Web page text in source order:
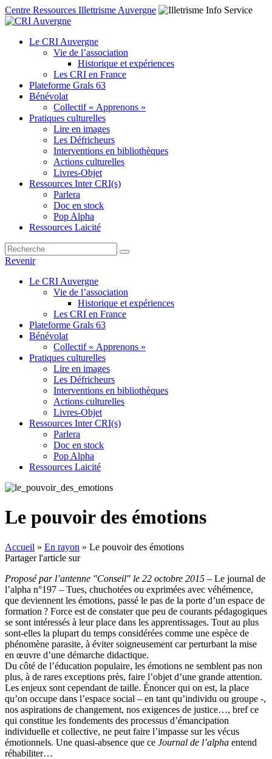
Centre Ressources Illettrisme Auvergne
Le CRI Auvergne
Vie de l’association
Historique et expériences
Les CRI en France
Plateforme Grals 63
Bénévolat
Collectif « Apprenons »
Pratiques culturelles
Lire en images
Les Défricheurs
Interventions en bibliothèques
Actions culturelles
Livres-Objet
Ressources Inter CRI(s)
Parlera
Doc en stock
Pop Alpha
Ressources Laicité
Revenir
Le CRI Auvergne
Vie de l’association
Historique et expériences
Les CRI en France
Plateforme Grals 63
Bénévolat
Collectif « Apprenons »
Pratiques culturelles
Lire en images
Les Défricheurs
Interventions en bibliothèques
Actions culturelles
Livres-Objet
Ressources Inter CRI(s)
Parlera
Doc en stock
Pop Alpha
Ressources Laicité
Le pouvoir des émotions
Accueil » En rayon » Le pouvoir des émotions
Partager l'article sur
Proposé par l’antenne "Conseil" le 22 octobre 2015 – Le journal de
l’alpha n°197 – Tues, chuchotées ou exprimées avec véhémence,
que deviennent les émotions, passé le pas de la porte d’un espace de
formation ? Force est de constater que peu de courants pédagogiques
se sont intéressés à leur place dans les apprentissages. Tout au plus
sont-elles la plupart du temps considérées comme une espèce de
phénomène parasite, à éviter soigneusement car perturbant la mise
en œuvre d’une démarche didactique.
Du côté de l’éducation populaire, les émotions ne semblent pas non
plus, à de rares exceptions près, faire l’objet d’une grande attention.
Les enjeux sont cependant de taille. Énoncer qui on est, la place
qu’on occupe dans l’espace social – en tant qu’individu ou groupe -,
nos aspirations de changement, nos exigences de justice…, bref ce
qui constitue les fondements des processus d’émancipation
individuelle et collective, ne peut faire l’impasse sur les vécus
émotionnels. Une quasi-absence que ce Journal de l’alpha entend
réhabiliter…